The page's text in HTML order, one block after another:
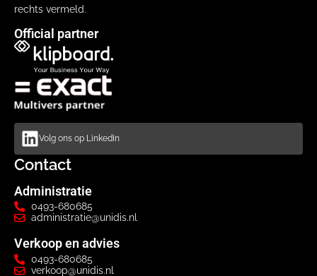
rechts vermeld.
Official partner
Volg ons op LinkedIn
Contact
Administratie
0493-680685
administratie@unidis.nl
Verkoop en advies
0493-680685
verkoop@unidis.nl